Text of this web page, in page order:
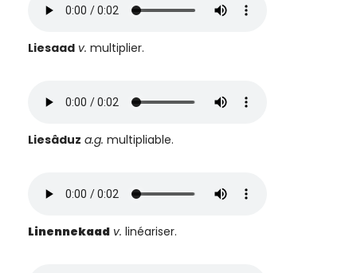
Liesaad v. multiplier.
Liesâduz a.g. multipliable.
Linennekaad v. linéariser.